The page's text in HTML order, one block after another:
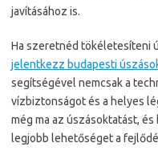
javításához is.
Ha szeretnéd tökéletesíteni
jelentkezz budapesti
segítségével nemcsak a
vízbiztonságot és a helyes
még ma az úszásoktatást,
legjobb lehetőséget a